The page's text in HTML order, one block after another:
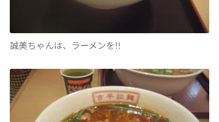
誠美ちゃんは、ラーメンを!!